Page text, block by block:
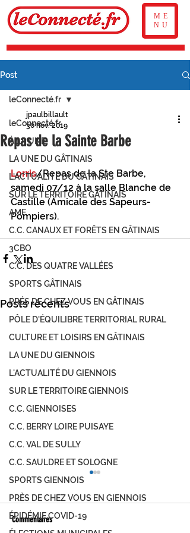
ME
NU
Post
leConnecté.fr
À LA UNE
LA UNE DU GÂTINAIS
L'ACTUALITÉ DU GÂTINAIS
SUR LE TERRITOIRE GÂTINAIS
AME
C.C. CANAUX ET FORÊTS EN GÂTINAIS
3CBO
C.C. DES QUATRE VALLÉES
SPORTS GÂTINAIS
PRÉS DE CHEZ VOUS EN GÂTINAIS
PÔLE D'ÉQUILIBRE TERRITORIAL RURAL
CULTURE ET LOISIRS EN GÂTINAIS
LA UNE DU GIENNOIS
L'ACTUALITÉ DU GIENNOIS
SUR LE TERRITOIRE GIENNOIS
C.C. GIENNOISES
C.C. BERRY LOIRE PUISAYE
C.C. VAL DE SULLY
C.C. SAULDRE ET SOLOGNE
SPORTS GIENNOIS
PRÈS DE CHEZ VOUS EN GIENNOIS
ÉPIDÉMIE COVID-19
leConnecté.fr
Repas de la Sainte Barbe
jpaulbillault
30 nov. 2019
Lorris/Repas de la Ste Barbe,
samedi 07/12 à la salle Blanche de
Castille (Amicale des Sapeurs-
Pompiers).
Posts récents
Commentaires